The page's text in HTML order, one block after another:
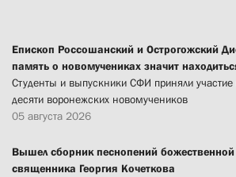
Епископ Россошанский и Острогожский
память о новомучениках значит
Студенты и выпускники СФИ приняли
десяти воронежских новомучеников
05 августа 2026
Вышел сборник песнопений божественной
священника Георгия Кочеткова